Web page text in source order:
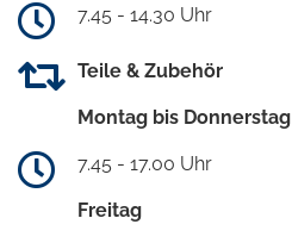
7.45 - 14.30 Uhr
Teile & Zubehör
Montag bis Donnerstag
7.45 - 17.00 Uhr
Freitag